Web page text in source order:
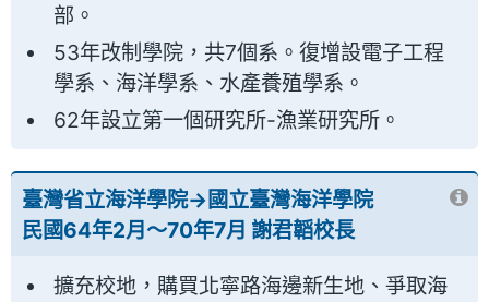
部。
53年改制學院，共7個系。復增設電子工程
學系、海洋學系、水產養殖學系。
62年設立第一個研究所-漁業研究所。
臺灣省立海洋學院→國立臺灣海洋學院
民國64年2月～70年7月 謝君韜校長
擴充校地，購買北寧路海邊新生地、爭取海